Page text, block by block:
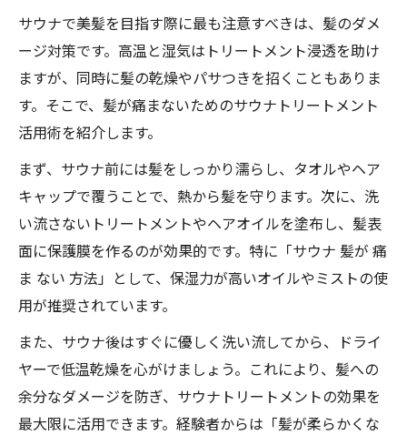
サウナで美髪を目指す際に最も注意すべきは、髪のダメ
ージ対策です。高温と湿気はトリートメント浸透を助け
ますが、同時に髪の乾燥やパサつきを招くこともありま
す。そこで、髪が痛まないためのサウナトリートメント
活用術を紹介します。
まず、サウナ前には髪をしっかり濡らし、タオルやヘア
キャップで覆うことで、熱から髪を守ります。次に、洗
い流さないトリートメントやヘアオイルを塗布し、髪表
面に保護膜を作るのが効果的です。特に「サウナ 髪が 痛
ま ない 方法」として、保湿力が高いオイルやミストの使
用が推奨されています。
また、サウナ後はすぐに優しく洗い流してから、ドライ
ヤーで低温乾燥を心がけましょう。これにより、髪への
余分なダメージを防ぎ、サウナトリートメントの効果を
最大限に活用できます。経験者からは「髪が柔らかくな